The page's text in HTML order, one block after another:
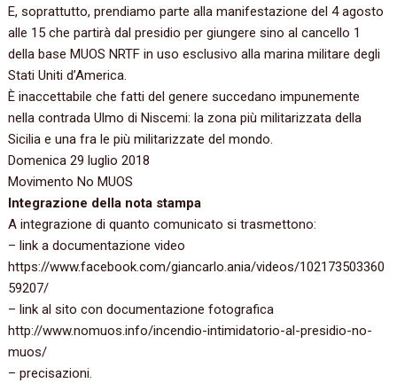
E, soprattutto, prendiamo parte alla manifestazione del 4 agosto
alle 15 che partirà dal presidio per giungere sino al cancello 1
della base MUOS NRTF in uso esclusivo alla marina militare degli
Stati Uniti d’America.
È inaccettabile che fatti del genere succedano impunemente
nella contrada Ulmo di Niscemi: la zona più militarizzata della
Sicilia e una fra le più militarizzate del mondo.
Domenica 29 luglio 2018
Movimento No MUOS
Integrazione della nota stampa
A integrazione di quanto comunicato si trasmettono:
– link a documentazione video
https://www.facebook.com/giancarlo.ania/videos/102173503360
59207/
– link al sito con documentazione fotografica
http://www.nomuos.info/incendio-intimidatorio-al-presidio-no-
muos/
– precisazioni.